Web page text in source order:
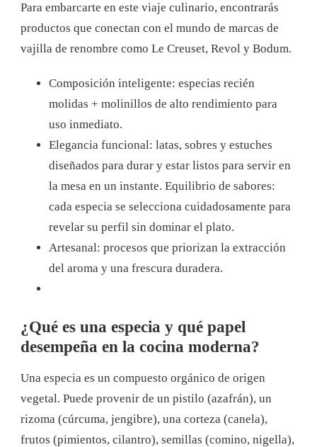
Para embarcarte en este viaje culinario, encontrarás
productos que conectan con el mundo de marcas de
vajilla de renombre como Le Creuset, Revol y Bodum.
Composición inteligente: especias recién
molidas + molinillos de alto rendimiento para
uso inmediato.
Elegancia funcional: latas, sobres y estuches
diseñados para durar y estar listos para servir en
la mesa en un instante. Equilibrio de sabores:
cada especia se selecciona cuidadosamente para
revelar su perfil sin dominar el plato.
Artesanal: procesos que priorizan la extracción
del aroma y una frescura duradera.
¿Qué es una especia y qué papel
desempeña en la cocina moderna?
Una especia es un compuesto orgánico de origen
vegetal. Puede provenir de un pistilo (azafrán), un
rizoma (cúrcuma, jengibre), una corteza (canela),
frutos (pimientos, cilantro), semillas (comino, nigella),